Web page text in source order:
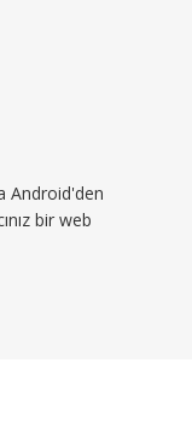
Android'den
bir web